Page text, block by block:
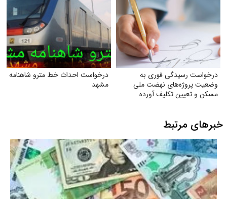
درخواست رسیدگی فوری به
وضعیت پروژه‌های نهضت ملی
مسکن و تعیین تکلیف آورده
درخواست احداث خط مترو شاهنامه
مشهد
خبرهای مرتبط